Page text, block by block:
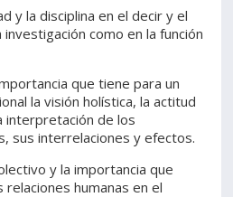
y la disciplina en el decir y el
como en la función
que tiene para un
la visión holística, la actitud
interpretación de los
sus interrelaciones y efectos.
y la importancia que
humanas en el